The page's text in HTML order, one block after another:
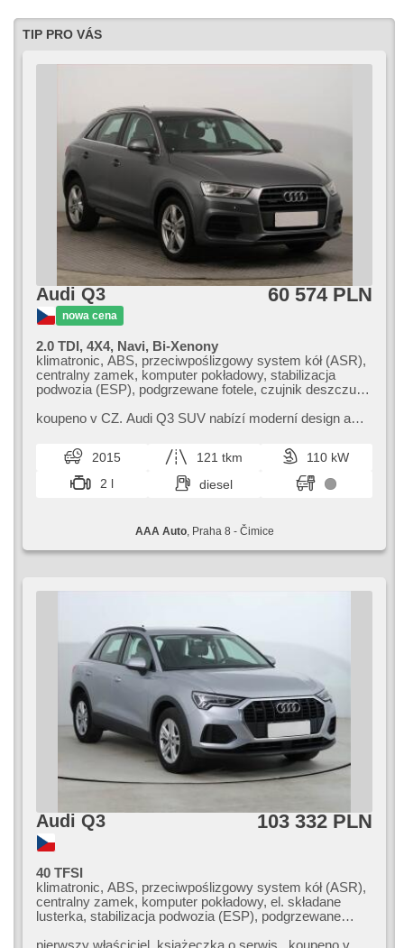
TIP PRO VÁS
Audi Q3
nowa cena
60 574 PLN
2.0 TDI, 4X4, Navi, Bi-Xenony
klimatronic, ABS, przeciwpoślizgowy system kół (ASR),
centralny zamek, komputer pokładowy, stabilizacja
podwozia (ESP), podgrzewane fotele, czujnik deszczu,
wspomaganie układu kierowniczego, el. opuszczane
skrzynia biegów, napęd 4x4
koupeno v CZ. Audi Q3 SUV nabízí moderní design a
interiéru a bezpečnostními p...
2015 121 tkm
110 kW
2 l
diesel
AAA Auto, Praha 8 - Čimice
Audi Q3 103 332 PLN
40 TFSI
klimatronic, ABS, przeciwpoślizgowy system kół (ASR),
centralny zamek, komputer pokładowy, el. składane
lusterka, stabilizacja podwozia (ESP), podgrzewane
czujnik ciśnienia opon, USB, 6x poduszka powietrzna,
pierwszy właściciel,​ książeczka o serwis.,​ koupeno v